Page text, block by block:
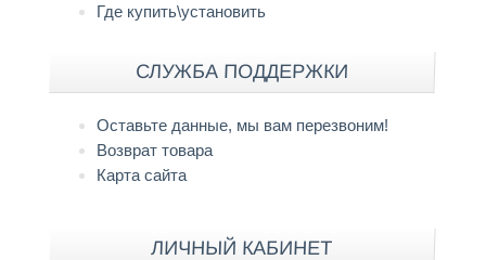
Где купить\установить
СЛУЖБА ПОДДЕРЖКИ
Оставьте данные, мы вам перезвоним!
Возврат товара
Карта сайта
ЛИЧНЫЙ КАБИНЕТ